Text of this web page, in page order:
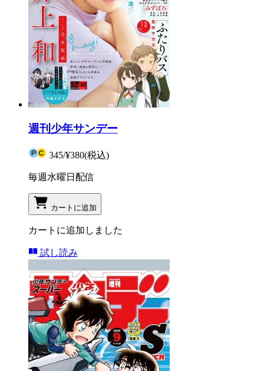
週刊少年サンデー
345/¥380(税込)
毎週水曜日配信
カートに追加
カートに追加しました
試し読み